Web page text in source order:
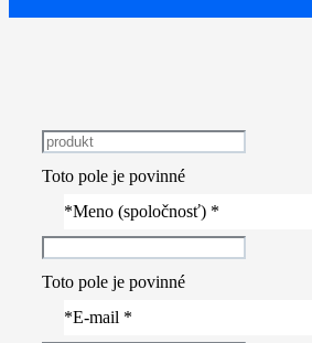
Toto pole je povinné
*Meno (spoločnosť) *
Toto pole je povinné
*E-mail *